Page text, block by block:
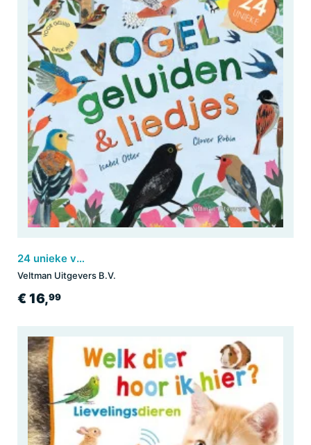
24 unieke vogelgeluiden & liedjes
Veltman Uitgevers B.V.
€ 16,99